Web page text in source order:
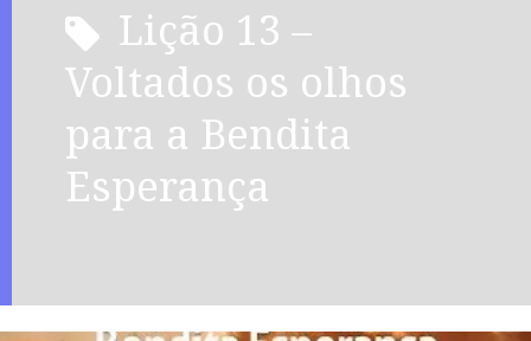
Lição 13 –
Voltados os olhos
para a Bendita
Esperança